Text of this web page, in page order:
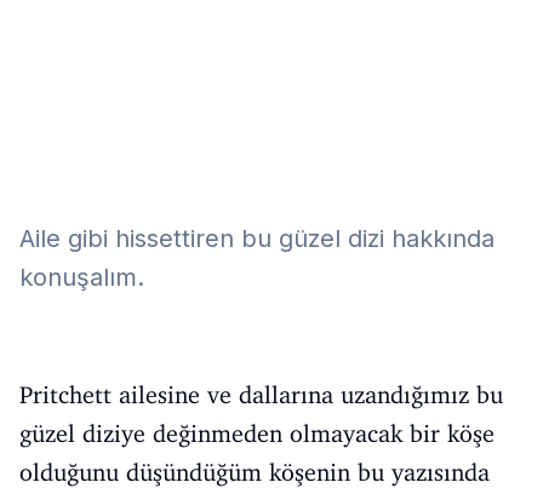
Aile gibi hissettiren bu güzel dizi hakkında
konuşalım.
Pritchett ailesine ve dallarına uzandığımız bu
güzel diziye değinmeden olmayacak bir köşe
olduğunu düşündüğüm köşenin bu yazısında